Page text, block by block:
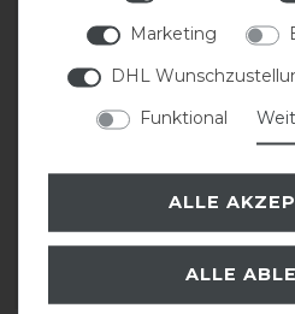
Busse Reithandschuhe
Paar
1
Marketing
DHL
Funktional
ALLE
ALLE